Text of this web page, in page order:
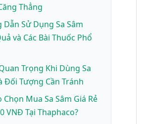
Thẳng
Dẫn Sử Dụng Sa Sâm
và Các Bài Thuốc Phổ
Trọng Khi Dùng Sa
Đối Tượng Cần Tránh
Chọn Mua Sa Sâm Giá Rẻ
VNĐ Tại Thaphaco?